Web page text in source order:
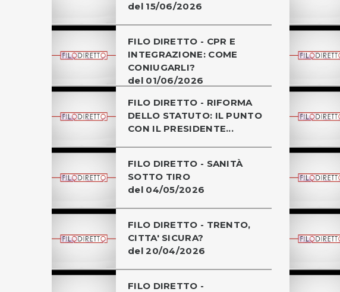
del 15/06/2026
FILO DIRETTO - CPR E
INTEGRAZIONE: COME
CONIUGARLI?
del 01/06/2026
FILO DIRETTO - RIFORMA
DELLO STATUTO: IL PUNTO
CON IL PRESIDENTE...
FILO DIRETTO - SANITÀ
SOTTO TIRO
del 04/05/2026
FILO DIRETTO - TRENTO,
CITTA' SICURA?
del 20/04/2026
FILO DIRETTO -